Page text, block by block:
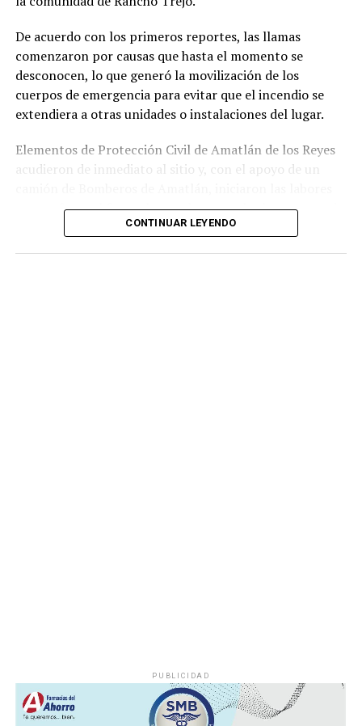
relacionados con la posesión de droga y el
públicos.
De acuerdo con los primeros reportes, las llamas
comenzaron por causas que hasta el momento se
desconocen, lo que generó la movilización de los
cuerpos de emergencia para evitar que el incendio se
extendiera a otras unidades o instalaciones del lugar.
Elementos de Protección Civil de Amatlán de los Reyes
acudieron de inmediato al sitio y, con el apoyo de un
para sofocar el fuego, logrando controlar la emergencia
tras varios minutos de trabajo.
CONTINUAR LEYENDO
PUBLICIDAD